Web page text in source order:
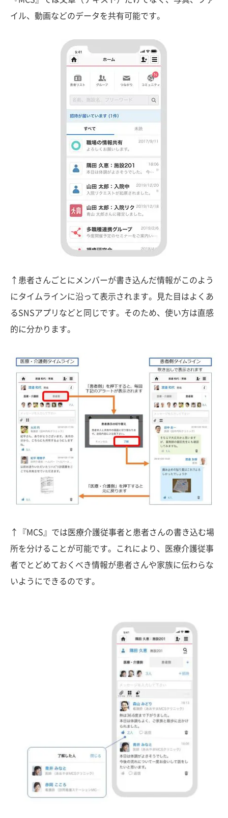
イル、動画などのデータを共有可能です。
↑患者さんごとにメンバーが書き込んだ情報がこのよう
にタイムラインに沿って表示されます。見た目はよくあ
るSNSアプリなどと同じです。そのため、使い方は直感
的に分かります。
↑『MCS』では医療介護従事者と患者さんの書き込む場
所を分けることが可能です。これにより、医療介護従事
者でとどめておくべき情報が患者さんや家族に伝わらな
いようにできるのです。